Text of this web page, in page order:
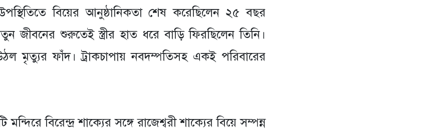
বিয়ের আনুষ্ঠানিকতা শেষ করেছিলেন ২৫ বছর
জীবনের শুরুতেই স্ত্রীর হাত ধরে বাড়ি ফিরছিলেন তিনি।
মৃত্যুর ফাঁদ। ট্রাকচাপায় নবদম্পতিসহ একই পরিবারের
বিরেন্দ্র শাক্যের সঙ্গে রাজেশ্বরী শাক্যের বিয়ে সম্পন্ন